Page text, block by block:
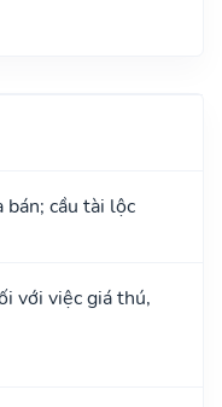
bán; cầu tài lộc
với việc giá thú,